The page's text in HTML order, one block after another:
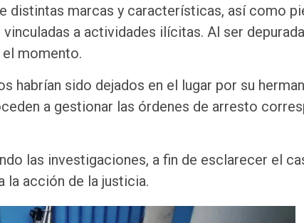
distintas marcas y características, así como
a actividades ilícitas. Al ser
el momento.
habrían sido dejados en el lugar por su
a gestionar las órdenes de arresto
las investigaciones, a fin de esclarecer el
la acción de la justicia.